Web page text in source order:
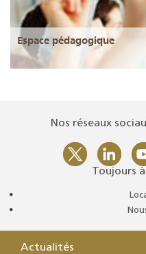
Espace pédagogique
Nos réseaux
Toujours
Actualités